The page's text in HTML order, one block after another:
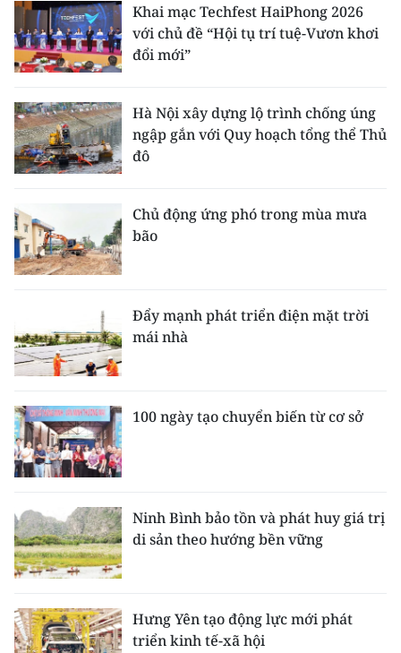
Khai mạc Techfest HaiPhong 2026
với chủ đề “Hội tụ trí tuệ-Vươn khơi
đổi mới”
Hà Nội xây dựng lộ trình chống úng
ngập gắn với Quy hoạch tổng thể Thủ
đô
Chủ động ứng phó trong mùa mưa
bão
Đẩy mạnh phát triển điện mặt trời
mái nhà
100 ngày tạo chuyển biến từ cơ sở
Ninh Bình bảo tồn và phát huy giá trị
di sản theo hướng bền vững
Hưng Yên tạo động lực mới phát
triển kinh tế-xã hội